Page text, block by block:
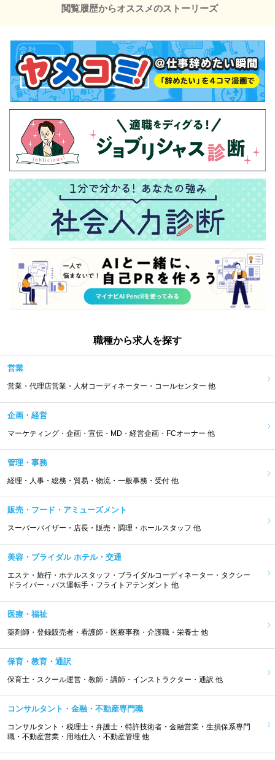
閲覧履歴からオススメのストーリーズ
職種から求人を探す
営業
営業・代理店営業・人材コーディネーター・コールセンター 他
企画・経営
マーケティング・企画・宣伝・MD・経営企画・FCオーナー 他
管理・事務
経理・人事・総務・貿易・物流・一般事務・受付 他
販売・フード・アミューズメント
スーパーバイザー・店長・販売・調理・ホールスタッフ 他
美容・ブライダル ホテル・交通
エステ・旅行・ホテルスタッフ・ブライダルコーディネーター・タクシー
ドライバー・バス運転手・フライトアテンダント 他
医療・福祉
薬剤師・登録販売者・看護師・医療事務・介護職・栄養士 他
保育・教育・通訳
保育士・スクール運営・教師・講師・インストラクター・通訳 他
コンサルタント・金融・不動産専門職
コンサルタント・税理士・弁護士・特許技術者・金融営業・生損保系専門
職・不動産営業・用地仕入・不動産管理 他